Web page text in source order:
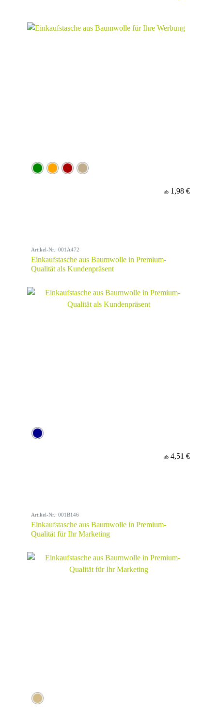
ab 1,98 €
Artikel-Nr.: 001A472
Einkaufstasche aus Baumwolle in Premium-
Qualität als Kundenpräsent
ab 4,51 €
Artikel-Nr.: 001B146
Einkaufstasche aus Baumwolle in Premium-
Qualität für Ihr Marketing